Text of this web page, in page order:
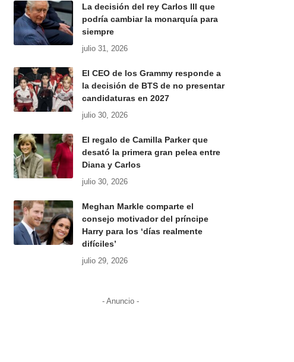
La decisión del rey Carlos III que
podría cambiar la monarquía para
siempre
julio 31, 2026
El CEO de los Grammy responde a
la decisión de BTS de no presentar
candidaturas en 2027
julio 30, 2026
El regalo de Camilla Parker que
desató la primera gran pelea entre
Diana y Carlos
julio 30, 2026
Meghan Markle comparte el
consejo motivador del príncipe
Harry para los ‘días realmente
difíciles’
julio 29, 2026
- Anuncio -